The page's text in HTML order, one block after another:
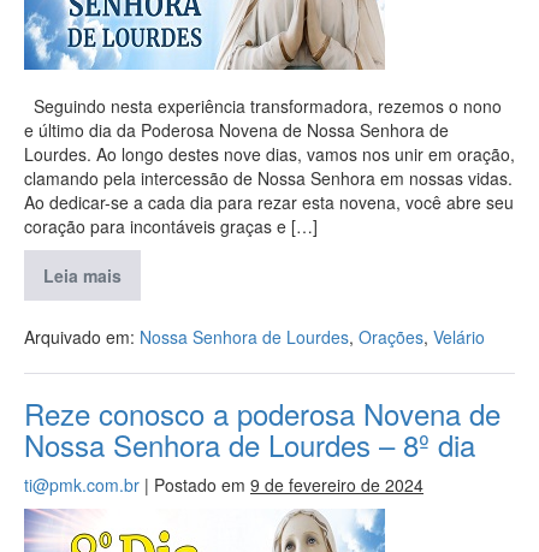
Seguindo nesta experiência transformadora, rezemos o nono
e último dia da Poderosa Novena de Nossa Senhora de
Lourdes. Ao longo destes nove dias, vamos nos unir em oração,
clamando pela intercessão de Nossa Senhora em nossas vidas.
Ao dedicar-se a cada dia para rezar esta novena, você abre seu
coração para incontáveis graças e […]
Leia mais
Arquivado em: Nossa Senhora de Lourdes, Orações, Velário
Reze conosco a poderosa Novena de
Nossa Senhora de Lourdes – 8º dia
ti@pmk.com.br | Postado em 9 de fevereiro de 2024